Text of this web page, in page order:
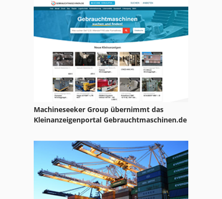
Machineseeker Group übernimmt das
Kleinanzeigenportal Gebrauchtmaschinen.de